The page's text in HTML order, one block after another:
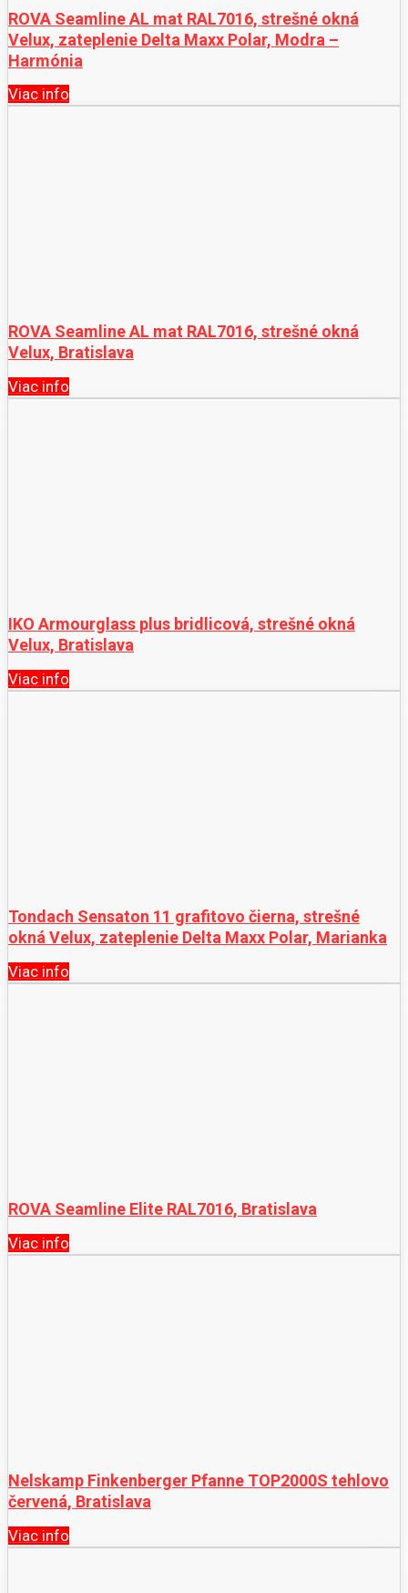
ROVA Seamline AL mat RAL7016, strešné okná
Velux, zateplenie Delta Maxx Polar, Modra –
Harmónia
Viac info
ROVA Seamline AL mat RAL7016, strešné okná
Velux, Bratislava
Viac info
IKO Armourglass plus bridlicová, strešné okná
Velux, Bratislava
Viac info
Tondach Sensaton 11 grafitovo čierna, strešné
okná Velux, zateplenie Delta Maxx Polar, Marianka
Viac info
ROVA Seamline Elite RAL7016, Bratislava
Viac info
Nelskamp Finkenberger Pfanne TOP2000S tehlovo
červená, Bratislava
Viac info